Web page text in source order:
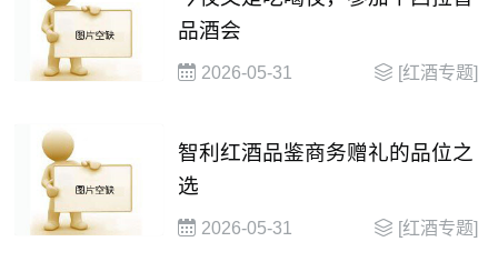
品酒会
2026-05-31 [红酒专题]
智利红酒品鉴商务赠礼的品位之
选
2026-05-31 [红酒专题]